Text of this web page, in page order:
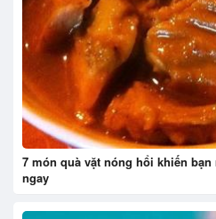
7 món quà vặt nóng hổi khiến
ngay